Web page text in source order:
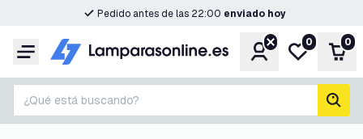
Pedido antes de las 22:00 enviado hoy
Menú CuentaMi lista de
0 0
¿Qué está buscando?